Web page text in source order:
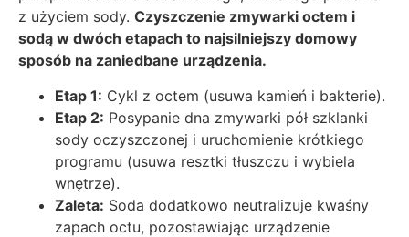
z użyciem sody. Czyszczenie zmywarki octem i
sodą w dwóch etapach to najsilniejszy domowy
sposób na zaniedbane urządzenia.
Etap 1: Cykl z octem (usuwa kamień i bakterie).
Etap 2: Posypanie dna zmywarki pół szklanki
sody oczyszczonej i uruchomienie krótkiego
programu (usuwa resztki tłuszczu i wybiela
wnętrze).
Zaleta: Soda dodatkowo neutralizuje kwaśny
zapach octu, pozostawiając urządzenie